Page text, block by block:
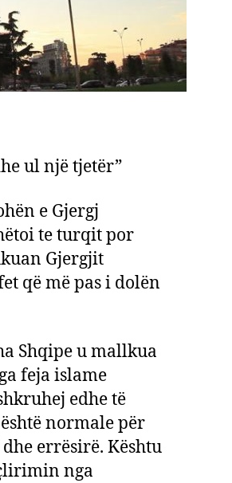
ul një tjetër”
e Gjergj
te turqit por
Gjergjit
që më pas i dolën
Shqipe u mallkua
feja islame
edhe të
normale për
errësirë. Kështu
nga